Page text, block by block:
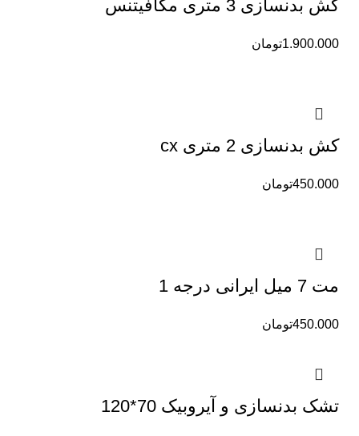
کش بدنسازی 3 متری مگافیتنس
تومان1.900.000
کش بدنسازی 2 متری cx
تومان450.000
مت 7 میل ایرانی درجه 1
تومان450.000
تشک بدنسازی و آیروبیک 70*120